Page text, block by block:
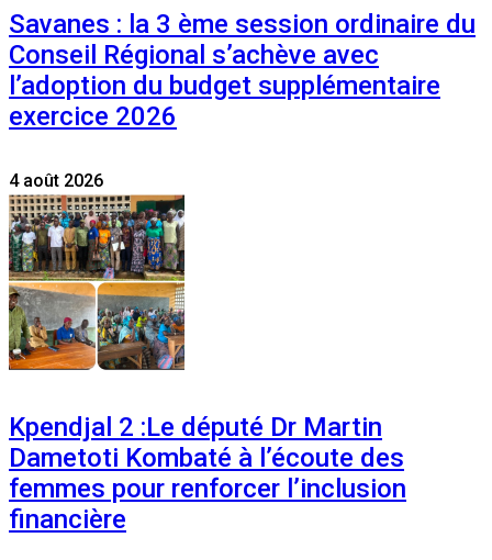
Savanes : la 3 ème session ordinaire du
Conseil Régional s’achève avec
l’adoption du budget supplémentaire
exercice 2026
4 août 2026
Kpendjal 2 :Le député Dr Martin
Dametoti Kombaté à l’écoute des
femmes pour renforcer l’inclusion
financière